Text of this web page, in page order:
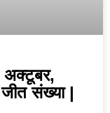
अक्टूबर,
संख्या |